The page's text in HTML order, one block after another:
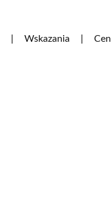
Wskazania